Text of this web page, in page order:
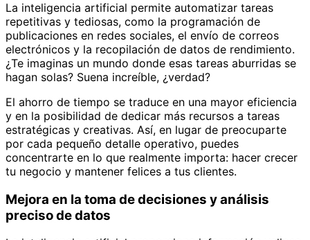
La inteligencia artificial permite automatizar tareas
repetitivas y tediosas, como la programación de
publicaciones en redes sociales, el envío de correos
electrónicos y la recopilación de datos de rendimiento.
¿Te imaginas un mundo donde esas tareas aburridas se
hagan solas? Suena increíble, ¿verdad?
El ahorro de tiempo se traduce en una mayor eficiencia
y en la posibilidad de dedicar más recursos a tareas
estratégicas y creativas. Así, en lugar de preocuparte
por cada pequeño detalle operativo, puedes
concentrarte en lo que realmente importa: hacer crecer
tu negocio y mantener felices a tus clientes.
Mejora en la toma de decisiones y análisis
preciso de datos